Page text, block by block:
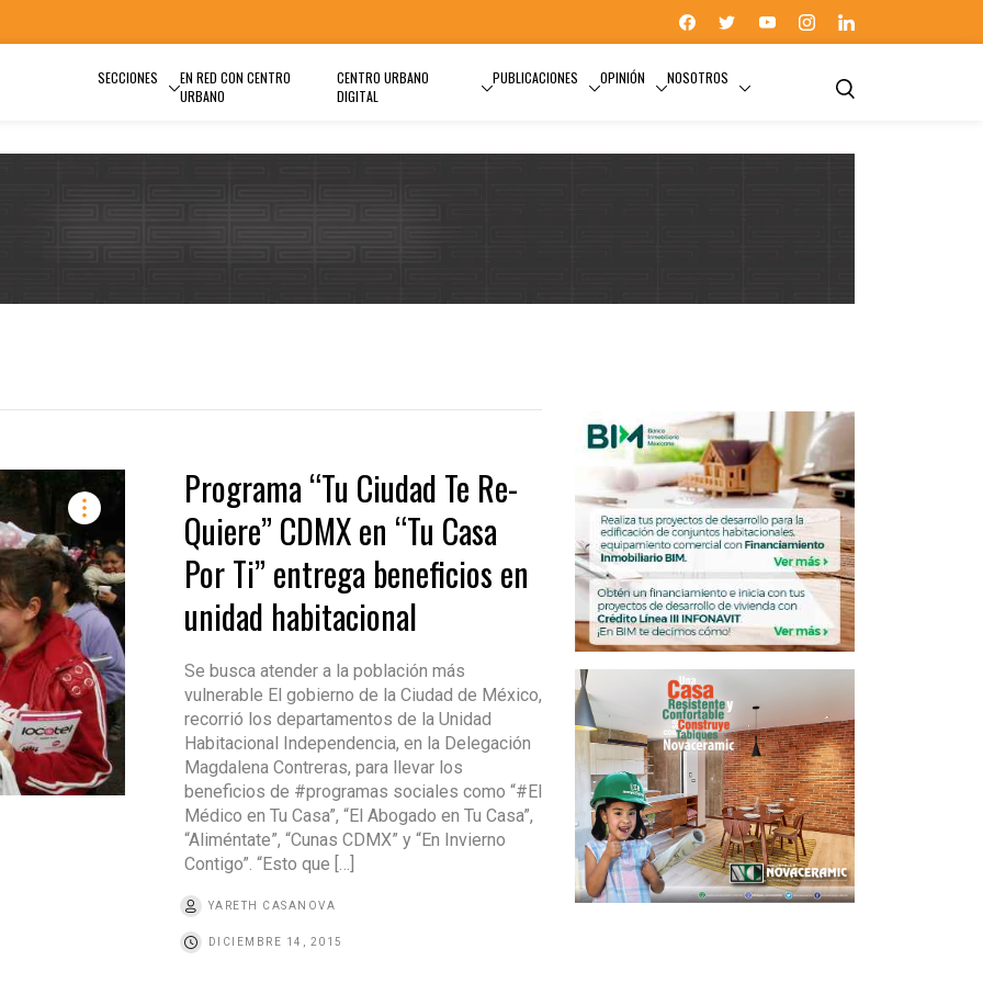
SECCIONES
EN RED CON CENTRO
URBANO
CENTRO URBANO
DIGITAL
PUBLICACIONES OPINIÓN NOSOTROS
Programa “Tu Ciudad Te Re-
Quiere” CDMX en “Tu Casa
Por Ti” entrega beneficios en
unidad habitacional
Se busca atender a la población más
vulnerable El gobierno de la Ciudad de México,
recorrió los departamentos de la Unidad
Habitacional Independencia, en la Delegación
Magdalena Contreras, para llevar los
beneficios de #programas sociales como “#El
Médico en Tu Casa”, “El Abogado en Tu Casa”,
“Aliméntate”, “Cunas CDMX” y “En Invierno
Contigo”. “Esto que […]
YARETH CASANOVA
DICIEMBRE 14, 2015
EL MÉDICO EN TU CASA